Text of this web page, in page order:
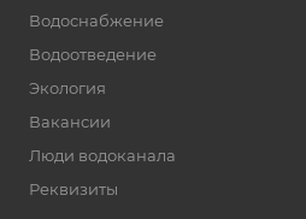
Водоснабжение
Водоотведение
Экология
Вакансии
Люди водоканала
Реквизиты